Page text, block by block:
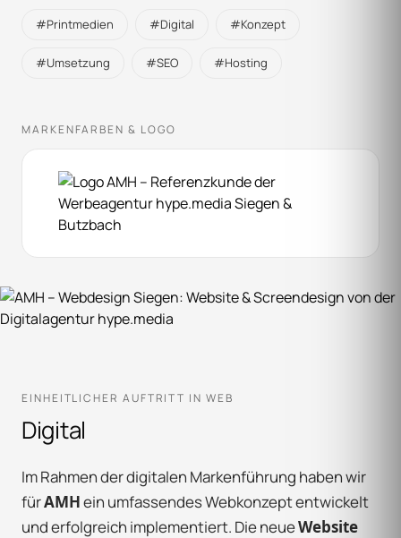
#Printmedien #Digital #Konzept
#Umsetzung #SEO #Hosting
MARKENFARBEN & LOGO
EINHEITLICHER AUFTRITT IN WEB
Digital
Im Rahmen der digitalen Markenführung haben wir
fürAMHein umfassendes Webkonzept entwickelt
und erfolgreich implementiert. Die neueWebsite